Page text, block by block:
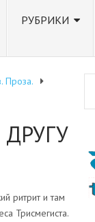
РУБРИКИ
Проза.
ритрит и там
Трисмегиста.